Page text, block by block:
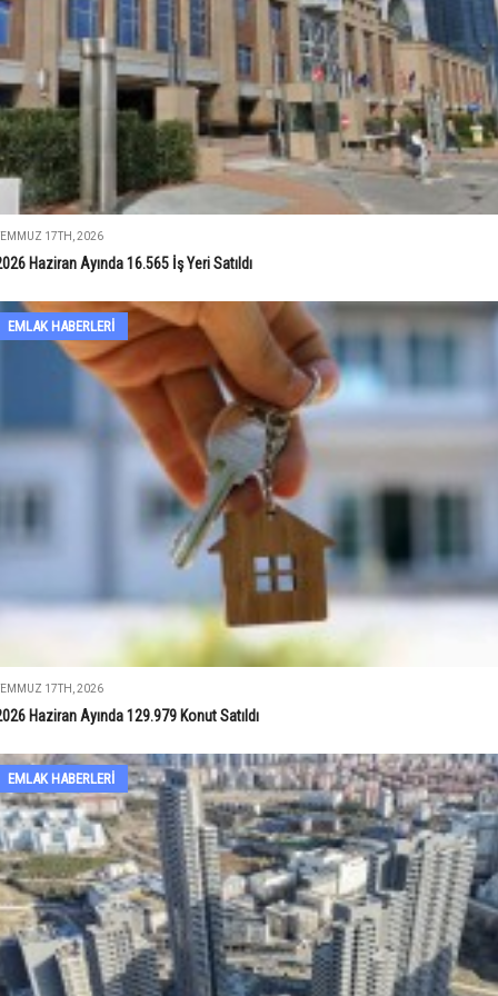
17TH, 2026
Haziran Ayında 16.565 İş Yeri Satıldı
EMLAK HABERLERI
17TH, 2026
Haziran Ayında 129.979 Konut Satıldı
EMLAK HABERLERI